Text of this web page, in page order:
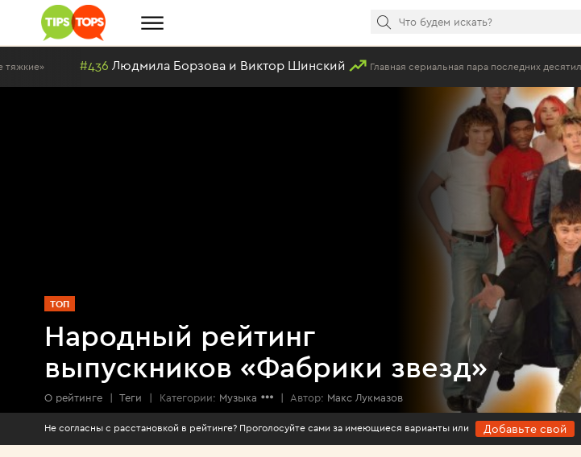
#436 Людмила Борзова и Виктор Шинский Главная сериальная пара последних десятилетий
ТОП
Народный рейтинг
выпускников «Фабрики звезд»
О рейтинге | Теги | Категории: Музыка | Автор: Макс Лукмазов
Не согласны с расстановкой в рейтинге? Проголосуйте сами за имеющиеся варианты или Добавьте свой